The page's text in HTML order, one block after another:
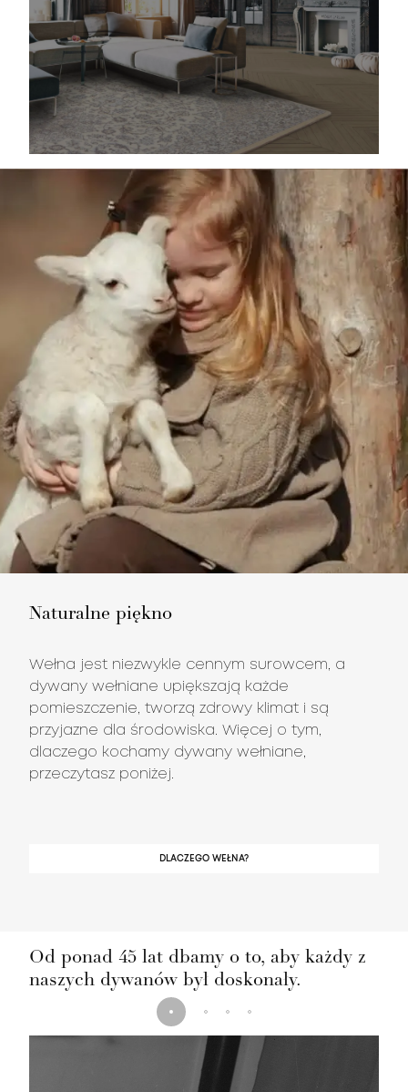
Naturalne piękno
Wełna jest niezwykle cennym surowcem, a
dywany wełniane upiększają każde
pomieszczenie, tworzą zdrowy klimat i są
przyjazne dla środowiska. Więcej o tym,
dlaczego kochamy dywany wełniane,
przeczytasz poniżej.
DLACZEGO WEŁNA?
Od ponad 45 lat dbamy o to, aby każdy z
naszych dywanów był doskonały.